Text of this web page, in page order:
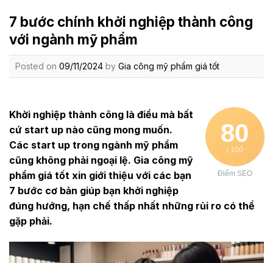
7 bước chính khởi nghiệp thành công
với ngành mỹ phẩm
Posted on 09/11/2024 by Gia công mỹ phẩm giá tốt
80
/ 100
Điểm SEO
Khời nghiệp thành công là điều mà bất
cứ start up nào cũng mong muốn.
Các start up trong ngành mỹ phẩm
cũng không phải ngoại lệ. Gia công mỹ
phẩm giá tốt xin giới thiệu với các bạn
7 bước cơ bản giúp bạn khởi nghiệp
đúng hướng, hạn chế thấp nhất những rủi ro có thể
gặp phải.